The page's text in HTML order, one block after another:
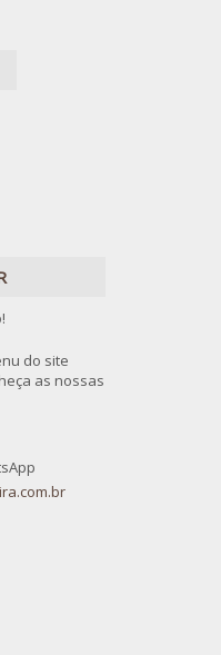
do site
as nossas